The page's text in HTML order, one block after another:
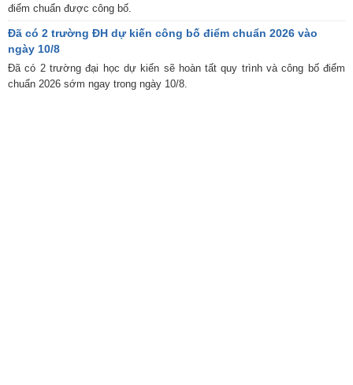
điểm chuẩn được công bố.
Đã có 2 trường ĐH dự kiến công bố điểm chuẩn 2026 vào
ngày 10/8
Đã có 2 trường đại học dự kiến sẽ hoàn tất quy trình và công bố điểm
chuẩn 2026 sớm ngay trong ngày 10/8.